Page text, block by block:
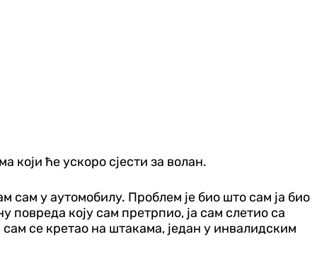
ће ускоро сјести за волан.
сам у аутомобилу. Проблем је био што сам ја био
повреда коју сам претрпио, ја сам слетио са
се кретао на штакама, један у инвалидским